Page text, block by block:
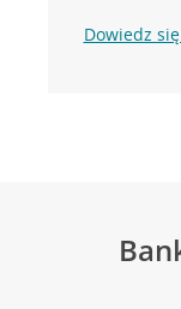
Dowiedz